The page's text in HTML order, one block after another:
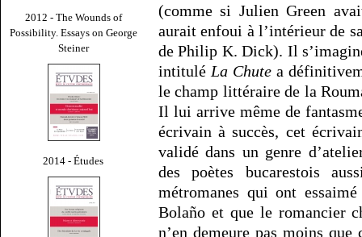
2012 - The Wounds of
Possibility. Essays on George
Steiner
2014 - Études
(comme si Julien Green
aurait enfoui à l’intérieur de
de Philip K. Dick). Il
intitulé La Chute a
le champ littéraire de la
Il lui arrive même de
écrivain à succès, cet
validé dans un genre
des poètes bucarestois
métromanes qui ont
Bolaño et que le romancier
n’en demeure pas moins